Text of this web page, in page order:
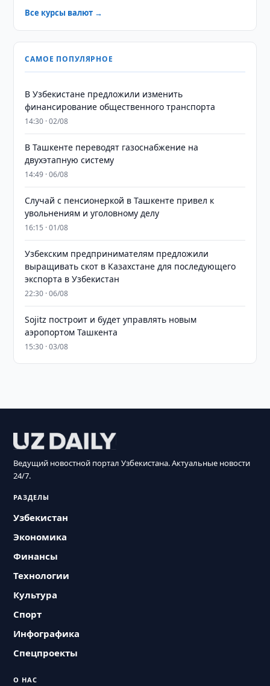
Все курсы валют →
САМОЕ ПОПУЛЯРНОЕ
В Узбекистане предложили изменить
финансирование общественного транспорта
14:30 · 02/08
В Ташкенте переводят газоснабжение на
двухэтапную систему
14:49 · 06/08
Случай с пенсионеркой в Ташкенте привел к
увольнениям и уголовному делу
16:15 · 01/08
Узбекским предпринимателям предложили
выращивать скот в Казахстане для последующего
экспорта в Узбекистан
22:30 · 06/08
Sojitz построит и будет управлять новым
аэропортом Ташкента
15:30 · 03/08
Ведущий новостной портал Узбекистана. Актуальные новости
24/7.
РАЗДЕЛЫ
Узбекистан
Экономика
Финансы
Технологии
Культура
Спорт
Инфографика
Спецпроекты
О НАС